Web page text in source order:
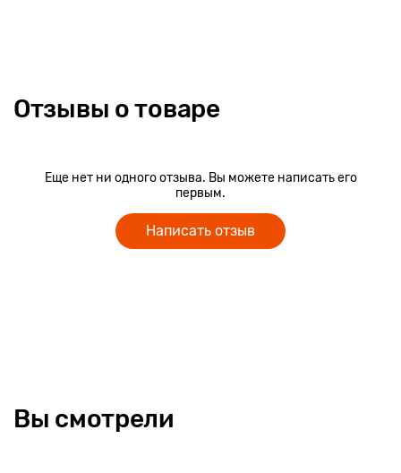
Отзывы о товаре
Еще нет ни одного отзыва. Вы можете написать его
первым.
Написать отзыв
Вы смотрели